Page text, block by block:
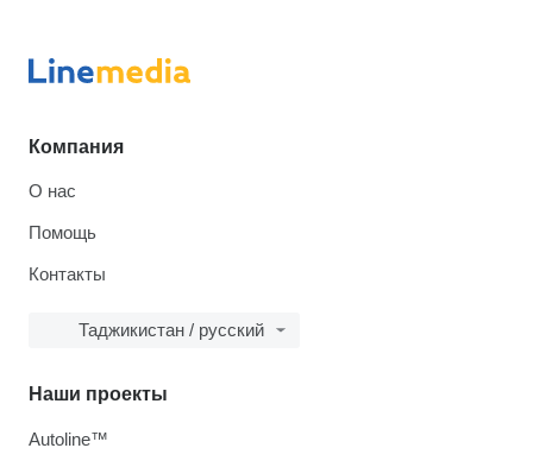
Компания
О нас
Помощь
Контакты
Таджикистан / русский
Наши проекты
Autoline™